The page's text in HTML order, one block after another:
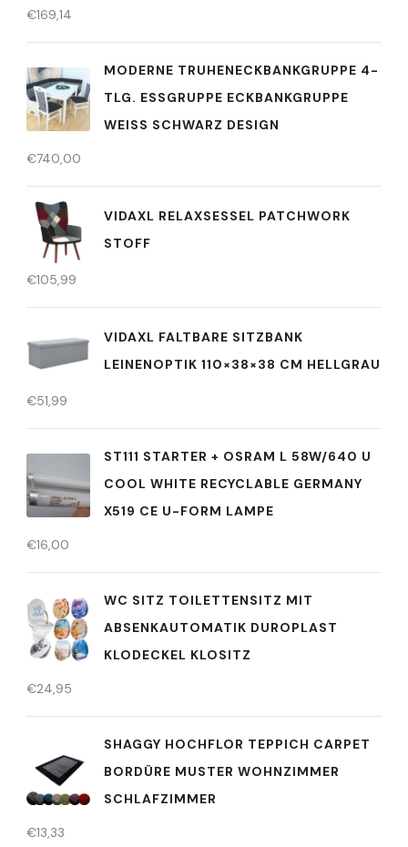
€169,14
MODERNE TRUHENECKBANKGRUPPE 4-
TLG. ESSGRUPPE ECKBANKGRUPPE
WEISS SCHWARZ DESIGN
€740,00
VIDAXL RELAXSESSEL PATCHWORK
STOFF
€105,99
VIDAXL FALTBARE SITZBANK
LEINENOPTIK 110×38×38 CM HELLGRAU
€51,99
ST111 STARTER + OSRAM L 58W/640 U
COOL WHITE RECYCLABLE GERMANY
X519 CE U-FORM LAMPE
€16,00
WC SITZ TOILETTENSITZ MIT
ABSENKAUTOMATIK DUROPLAST
KLODECKEL KLOSITZ
€24,95
SHAGGY HOCHFLOR TEPPICH CARPET
BORDÜRE MUSTER WOHNZIMMER
SCHLAFZIMMER
€13,33